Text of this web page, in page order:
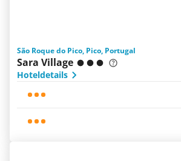
São Roque do Pico, Pico, Portugal
Sara Village
Hoteldetails